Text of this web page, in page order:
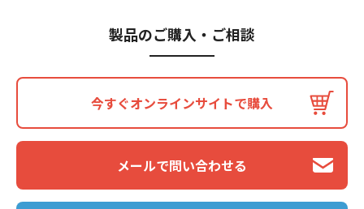
製品のご購入・ご相談
今すぐオンラインサイトで購入
メールで問い合わせる